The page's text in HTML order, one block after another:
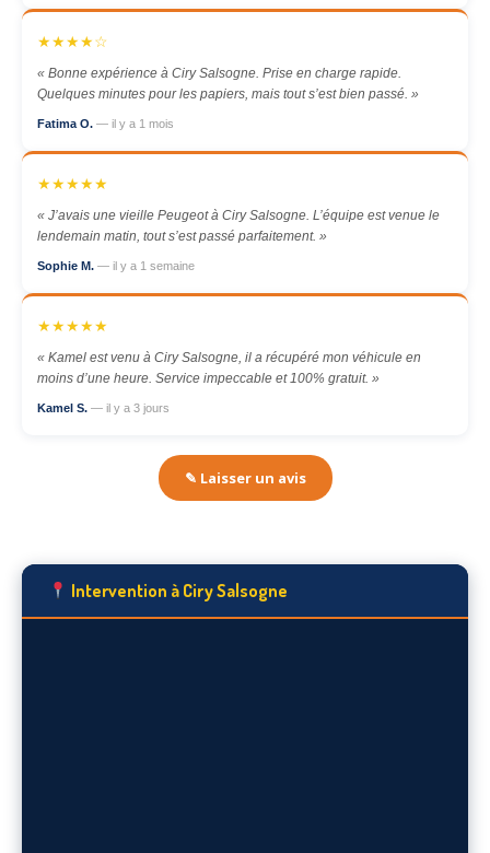
★★★★☆
« Bonne expérience à Ciry Salsogne. Prise en charge rapide.
Quelques minutes pour les papiers, mais tout s’est bien passé. »
Fatima O. — il y a 1 mois
★★★★★
« J’avais une vieille Peugeot à Ciry Salsogne. L’équipe est venue le
lendemain matin, tout s’est passé parfaitement. »
Sophie M. — il y a 1 semaine
★★★★★
« Kamel est venu à Ciry Salsogne, il a récupéré mon véhicule en
moins d’une heure. Service impeccable et 100% gratuit. »
Kamel S. — il y a 3 jours
✎ Laisser un avis
Intervention à Ciry Salsogne